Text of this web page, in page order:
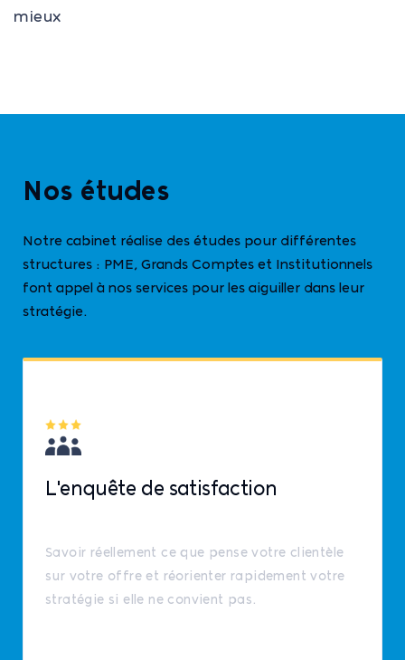
mieux
Nos études
Notre cabinet réalise des études pour différentes
structures : PME, Grands Comptes et Institutionnels
font appel à nos services pour les aiguiller dans leur
stratégie.
L'enquête de satisfaction
Savoir réellement ce que pense votre clientèle
sur votre offre et réorienter rapidement votre
stratégie si elle ne convient pas.